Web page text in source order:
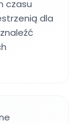
czasu
dla